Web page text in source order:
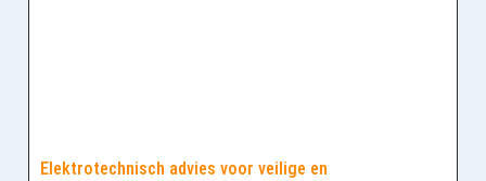
Elektrotechnisch advies voor veilige en